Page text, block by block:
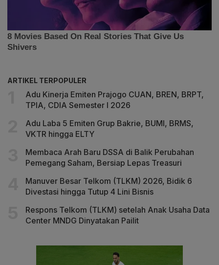
ARTIKEL TERPOPULER
Adu Kinerja Emiten Prajogo CUAN, BREN, BRPT,
TPIA, CDIA Semester I 2026
Adu Laba 5 Emiten Grup Bakrie, BUMI, BRMS,
VKTR hingga ELTY
Membaca Arah Baru DSSA di Balik Perubahan
Pemegang Saham, Bersiap Lepas Treasuri
Manuver Besar Telkom (TLKM) 2026, Bidik 6
Divestasi hingga Tutup 4 Lini Bisnis
Respons Telkom (TLKM) setelah Anak Usaha Data
Center MNDG Dinyatakan Pailit